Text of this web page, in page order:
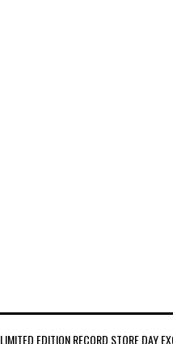
LIMITED EDITION RECORD STORE DAY